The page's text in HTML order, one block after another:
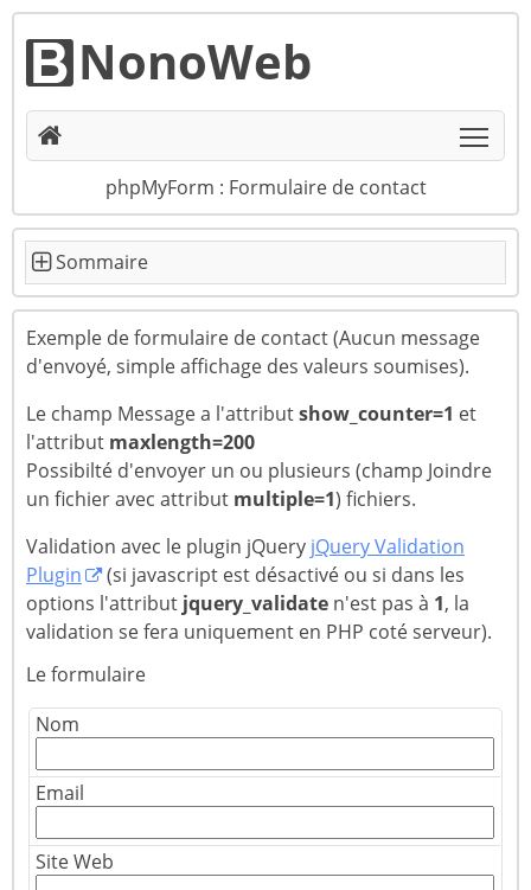
NonoWeb
phpMyForm : Formulaire de contact
Exemple de formulaire de contact (Aucun message
d'envoyé, simple affichage des valeurs soumises).
Le champ Message a l'attributshow_counter=1 et
l'attribut maxlength=200
Possibilté d'envoyer un ou plusieurs (champ Joindre
un fichier avec attribut multiple=1) fichiers.
Validation avec le plugin jQuery jQuery Validation
Plugin
(si javascript est désactivé ou si dans les
options l'attribut jquery_validate n'est pas à 1, la
validation se fera uniquement en PHP coté serveur).
Le formulaire
Nom
Email
Site Web